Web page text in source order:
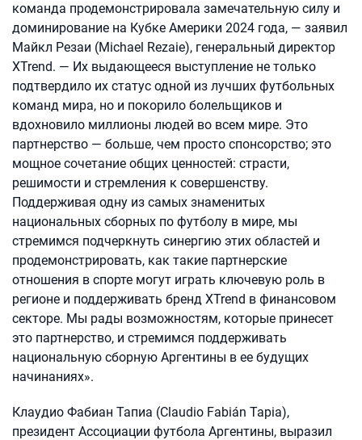
команда продемонстрировала замечательную силу и
доминирование на Кубке Америки 2024 года, — заявил
Майкл Резаи (Michael Rezaie), генеральный директор
XTrend. — Их выдающееся выступление не только
подтвердило их статус одной из лучших футбольных
команд мира, но и покорило болельщиков и
вдохновило миллионы людей во всем мире. Это
партнерство — больше, чем просто спонсорство; это
мощное сочетание общих ценностей: страсти,
решимости и стремления к совершенству.
Поддерживая одну из самых знаменитых
национальных сборных по футболу в мире, мы
стремимся подчеркнуть синергию этих областей и
продемонстрировать, как такие партнерские
отношения в спорте могут играть ключевую роль в
регионе и поддерживать бренд XTrend в финансовом
секторе. Мы рады возможностям, которые принесет
это партнерство, и стремимся поддерживать
национальную сборную Аргентины в ее будущих
начинаниях».
Клаудио Фабиан Тапиа (Claudio Fabián Tapia),
президент Ассоциации футбола Аргентины, выразил